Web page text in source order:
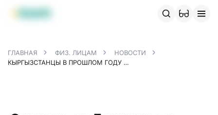
Продукты MBANK
ГЛАВНАЯ ФИЗ. ЛИЦАМ
НОВОСТИ
КЫРГЫЗСТАНЦЫ В ПРОШЛОМ ГОДУ ВВЕЗЛИ 139 ТЫСЯЧ АВТО